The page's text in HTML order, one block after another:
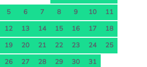
5
6 7 8 9 10
11
12
13 14 15 16 17
18
19
20 21 22 23 24
25
26
27 28 29 30 31